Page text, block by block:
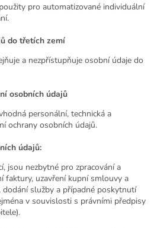
pro automatizované individuální
do třetích zemí
a nezpřístupňuje osobní údaje do
osobních údajů
personální, technická a
ochrany osobních údajů.
údajů:
jsou nezbytné pro zpracování a
faktury, uzavření kupní smlouvy a
dodání služby a případné poskytnutí
v souvislosti s právními předpisy